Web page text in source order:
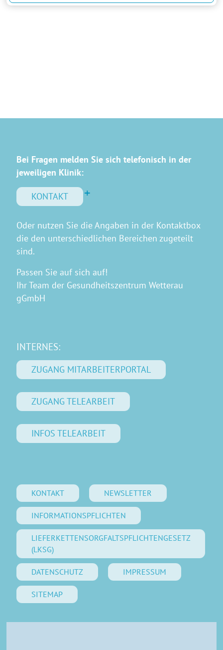
Bei Fragen melden Sie sich telefonisch in der
jeweiligen Klinik:
KONTAKT
Oder nutzen Sie die Angaben in der Kontaktbox
die den unterschiedlichen Bereichen zugeteilt
sind.
Passen Sie auf sich auf!
Ihr Team der Gesundheitszentrum Wetterau
gGmbH
INTERNES:
ZUGANG MITARBEITERPORTAL
ZUGANG TELEARBEIT
INFOS TELEARBEIT
KONTAKT NEWSLETTER
INFORMATIONSPFLICHTEN
LIEFERKETTENSORGFALTSPFLICHTENGESETZ
(LKSG)
DATENSCHUTZ IMPRESSUM
SITEMAP